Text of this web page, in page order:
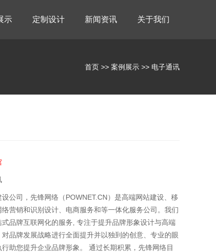
示 定制设计 新闻资讯 关于我们
首页 >> 案例展示 >> 电子通讯
公司，先锋网络（POWNET.CN）是高端网站建设、移
营销和识别设计、电商服务和等一体化服务公司。我们
式品牌互联网化的服务, 专注于提升品牌形象设计与高端
对品牌发展战略进行全面提升并以独到的创意、专业的眼
助您提升企业品牌形象。 通过长期积累，先锋网络目